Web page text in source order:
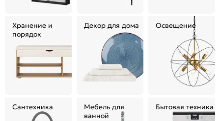
Хранение и
порядок
Декор для дома Освещение
Сантехника
Мебель для
ванной
Бытовая техника